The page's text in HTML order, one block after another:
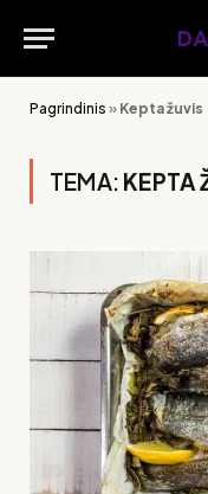
Pagrindinis » Kepta žuvis
TEMA: KEPTA